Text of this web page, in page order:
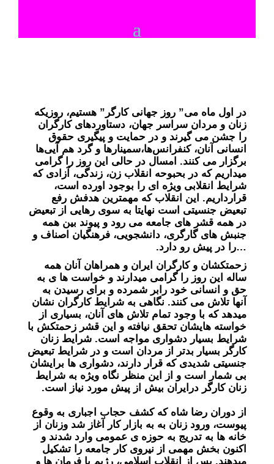
در اول ماه می” روز جهانی کارگر” هستیم، روزیکه
زنان و مردان سراسر جهان، دستاوردهای کارگران
را جشن می گیرند و در حمایت و پیگیری حقوق
انسانی آنان، کنفرانس‌ها،سمینار‌ها و گرد هم آیی‌ها
برگزار می کنند. امسال در حالی این روز را گرامی
میداریم که در بحبوحه انقلاب زن، زندگی، آزادی که
شرایط انقلابی ویژه ای را بوجود ‌اورده است،
قرارداریم. این انقلاب که مهمترین هدفش رفع
تبعیض جنسیتی است نهایتا به سوی رهایی از تبعیض
در همه قشر های جامعه می رود و پیوند بین همه
جنبش های گارگری، دانشجویی، فرهنگیان اصناف و
…را در پیش رو دارد.
زحمتکشان و کارگران ایران و همراهان آنان همه
ساله این روز را گرامی میدارند و خواست ها ی به
حق و انسانی خود رابر شمرده و برای رسیدن به
آنها تلاش می کنند. نگاهی به شرایط کارگران نشان
میدهد که با وجود تمام تلاش های آنان، بسیاری از
خواسته هایشان تحقق نیافته و این قشر زحمتکش با
شرایط بسیار دشواری مواجه است. شرایط زنان
کارگر بسیار بدتر از مردان است و در شرایط تبعیض
جنسیتی شدیدی که قرار دارند، دشواری ها برایشان
بی شمار است و از این منظر نگاه ویژه به شرایط
زنان کارگر درایران بیش از پیش مورد نیاز است.
از دوران رضا شاه که کشف حجاب اجباری به وقوع
پیوست، ورود زنان به به بازار کار آغاز شد وزنان از
خانه ها به تدریج به حوزه ‏ی عمومی وارد شدند و
اکنون بخش مهمی از نیروی کار جامعه را تشکیل
میدهند. پس از انقلاب اسلامی، رژیم با فرمان ها و